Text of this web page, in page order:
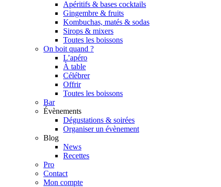
Apéritifs & bases cocktails
Gingembre & fruits
Kombuchas, matés & sodas
Sirops & mixers
Toutes les boissons
On boit quand ?
L’apéro
À table
Célébrer
Offrir
Toutes les boissons
Bar
Évènements
Dégustations & soirées
Organiser un évènement
Blog
News
Recettes
Pro
Contact
Mon compte